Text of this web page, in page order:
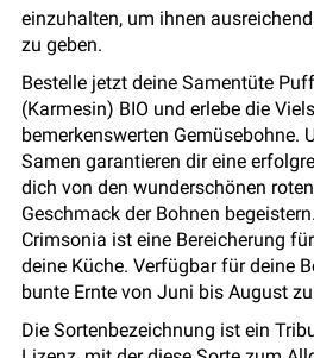
einzuhalten, um ihnen
zu geben.
Bestelle jetzt deine Samentüte
(Karmesin) BIO und erlebe die
bemerkenswerten Gemüsebohne.
Samen garantieren dir eine
dich von den wunderschönen
Geschmack der Bohnen
Crimsonia ist eine Bereicherung
deine Küche. Verfügbar für deine
bunte Ernte von Juni bis August
Die Sortenbezeichnung ist ein